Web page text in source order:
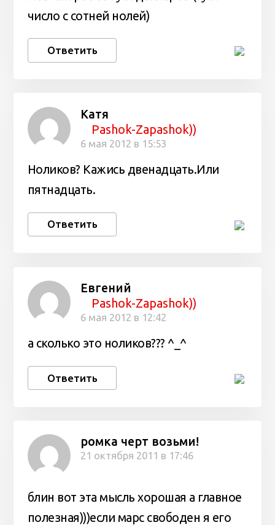
число с сотней нолей)
Ответить
Катя
Pashok-Zapashok))
6 мая 2012 в 15:53
Ноликов? Кажись двенадцать.Или
пятнадцать.
Ответить
Евгений
Pashok-Zapashok))
6 мая 2012 в 12:42
а сколько это ноликов??? ^_^
Ответить
ромка черт возьми!
21 октября 2011 в 17:46
блин вот эта мысль хорошая а главное
полезная)))если марс свободен я его